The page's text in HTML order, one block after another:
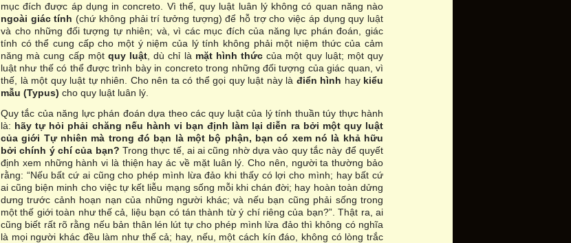
mục đích được áp dụng in concreto. Vì thế, quy luật luân lý không có quan năng nào
ngoài giác tính(chứ không phải trí tưởng tượng) để hỗ trợ cho việc áp dụng quy luật
và cho những đối tượng tự nhiên; và, vì các mục đích của năng lực phán đoán, giác
tính có thể cung cấp cho một ý niệm của lý tính không phải một niệm thức của cảm
năng mà cung cấp một quy luật , dù chỉ là mặt hình thứccủa một quy luật; một quy
luật như thế có thể được trình bày in concreto trong những đối tượng của giác quan, vì
thế, là một quy luật tự nhiên. Cho nên ta có thể gọi quy luật này là điển hình hay kiểu
mẫu (Typus) cho quy luật luân lý.
Quy tắc của năng lực phán đoán dựa theo các quy luật của lý tính thuần túy thực hành
là: hãy tự hỏi phải chăng nếu hành vi bạn định làm lại diễn ra bởi một quy luật
của giới Tự nhiên mà trong đó bạn là một bộ phận, bạn có xem nó là khả hữu
bởi chính ý chí của bạn? Trong thực tế, ai ai cũng nhờ dựa vào quy tắc này để quyết
định xem những hành vi là thiện hay ác về mặt luân lý. Cho nên, người ta thường bảo
rằng: “Nếu bất cứ ai cũng cho phép mình lừa đảo khi thấy có lợi cho mình; hay bất cứ
ai cũng biện minh cho việc tự kết liễu mạng sống mỗi khi chán đời; hay hoàn toàn dửng
dưng trước cảnh hoạn nạn của những người khác; và nếu bạn cũng phải sống trong
một thế giới toàn như thế cả, liệu bạn có tán thành từ ý chí riêng của bạn?”. Thật ra, ai
cũng biết rất rõ rằng nếu bản thân lén lút tự cho phép mình lừa đảo thì không có nghĩa
là mọi người khác đều làm như thế cả; hay, nếu, một cách kín đáo, không có lòng trắc